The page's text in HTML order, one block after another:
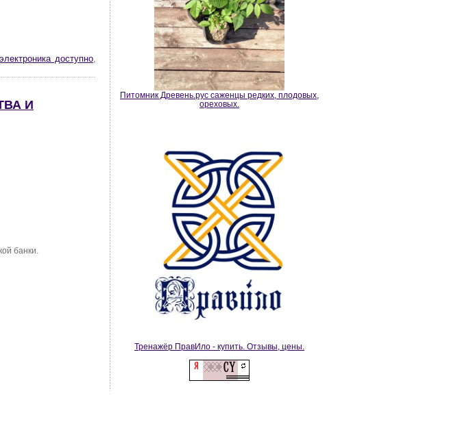
электроника доступно
И
банки.
Питомник Древень.рус саженцы редких, плодовых,
ореховых.
Тренажёр ПравИло - купить. Отзывы, цены.